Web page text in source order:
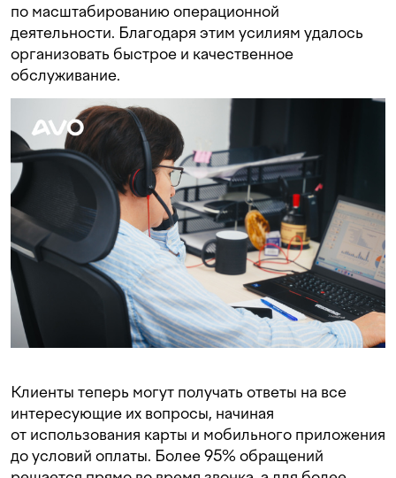
по масштабированию операционной
деятельности. Благодаря этим усилиям удалось
организовать быстрое и качественное
обслуживание.
Клиенты теперь могут получать ответы на все
интересующие их вопросы, начиная
от использования карты и мобильного приложения
до условий оплаты. Более 95% обращений